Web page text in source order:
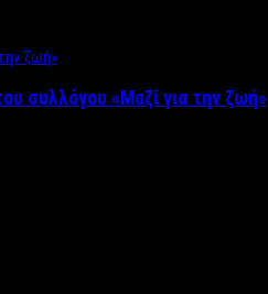
συλλόγου «Μαζί για την ζωή»